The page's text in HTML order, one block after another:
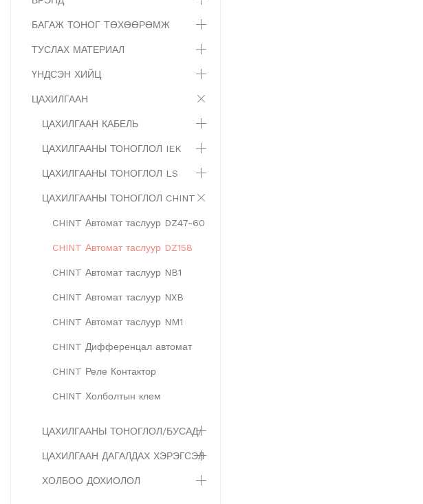
БАГАЖ ТОНОГ ТӨХӨӨРӨМЖ
ТУСЛАХ МАТЕРИАЛ
ҮНДСЭН ХИЙЦ
ЦАХИЛГААН
ЦАХИЛГААН КАБЕЛЬ
ЦАХИЛГААНЫ ТОНОГЛОЛ IEK
ЦАХИЛГААНЫ ТОНОГЛОЛ LS
ЦАХИЛГААНЫ ТОНОГЛОЛ CHINT
CHINT Автомат таслуур DZ47-60
CHINT Автомат таслуур DZ158
CHINT Автомат таслуур NB1
CHINT Автомат таслуур NXB
CHINT Автомат таслуур NM1
CHINT Дифференцал автомат
CHINT Реле Контактор
CHINT Холболтын клем
ЦАХИЛГААНЫ ТОНОГЛОЛ/БУСАД/
ЦАХИЛГААН ДАГАЛДАХ ХЭРЭГСЭЛ
ХОЛБОО ДОХИОЛОЛ